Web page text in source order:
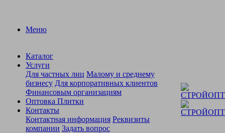
Меню
Каталог
Услуги
Для частных лиц Малому и среднему
бизнесу Для корпоративных клиентов
Финансовым организациям
Оптовка Плитки
Контакты
Контактная информация Реквизиты
компании Задать вопрос